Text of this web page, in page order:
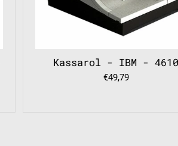
Kassarol - IBM -
Regular
€49,79